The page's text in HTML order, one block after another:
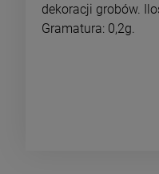
dekoracji grobów.
Gramatura: 0,2g.